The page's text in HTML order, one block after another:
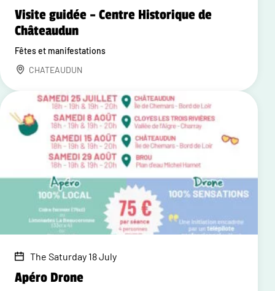
Visite guidée – Centre Historique de
Châteaudun
Fêtes et manifestations
CHATEAUDUN
The Saturday 18 July
Apéro Drone